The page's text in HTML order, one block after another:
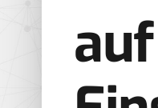
auf